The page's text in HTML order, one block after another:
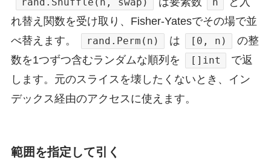
れ替え関数を受け取り、Fisher-Yatesでその場で並
べ替えます。
rand.Perm(n) は [0, n)
の整
数を1つずつ含むランダムな順列を
[]int
で返
します。元のスライスを壊したくないとき、イン
デックス経由のアクセスに使えます。
範囲を指定して引く